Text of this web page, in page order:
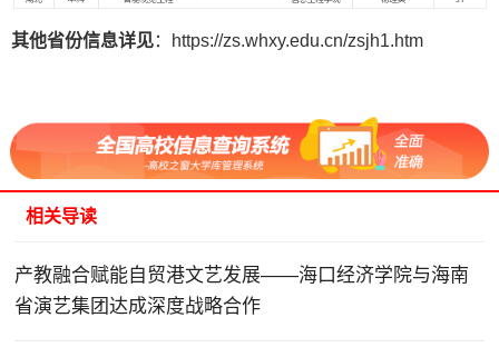
其他省份信息详见：https://zs.whxy.edu.cn/zsjh1.htm
相关导读
产教融合赋能自贸港文艺发展——海口经济学院与海南
省演艺集团达成深度战略合作